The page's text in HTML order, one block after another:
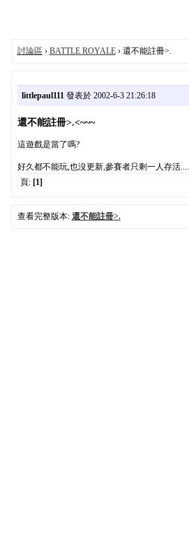
討論區 › BATTLE ROYALE› 還不能註冊>.
littlepaul111發表於 2002-6-3 21:26:18
還不能註冊>.<~~~
這遊戲是當了嗎?
好久都不能玩,也沒更新,參賽者只剩一人存活....
頁: [1]
查看完整版本: 還不能註冊>.